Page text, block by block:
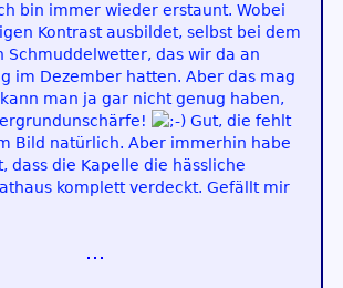
bin immer wieder erstaunt. Wobei
Kontrast ausbildet, selbst bei dem
Schmuddelwetter, das wir da an
im Dezember hatten. Aber das mag
man ja gar nicht genug haben,
Gut, die fehlt
Bild natürlich. Aber immerhin habe
dass die Kapelle die hässliche
komplett verdeckt. Gefällt mir